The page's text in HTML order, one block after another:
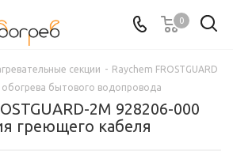
0
секции - Raychem FROSTGUARD
бытового водопровода
2M 928206-000
греющего кабеля